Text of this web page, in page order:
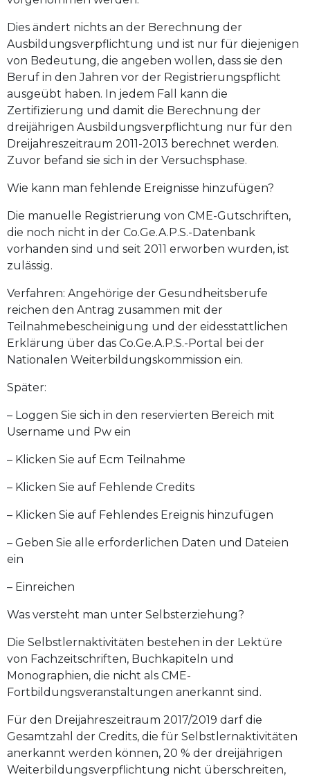
Dies ändert nichts an der Berechnung der
Ausbildungsverpflichtung und ist nur für diejenigen
von Bedeutung, die angeben wollen, dass sie den
Beruf in den Jahren vor der Registrierungspflicht
ausgeübt haben. In jedem Fall kann die
Zertifizierung und damit die Berechnung der
dreijährigen Ausbildungsverpflichtung nur für den
Dreijahreszeitraum 2011-2013 berechnet werden.
Zuvor befand sie sich in der Versuchsphase.
Wie kann man fehlende Ereignisse hinzufügen?
Die manuelle Registrierung von CME-Gutschriften,
die noch nicht in der Co.Ge.A.P.S.-Datenbank
vorhanden sind und seit 2011 erworben wurden, ist
zulässig.
Verfahren: Angehörige der Gesundheitsberufe
reichen den Antrag zusammen mit der
Teilnahmebescheinigung und der eidesstattlichen
Erklärung über das Co.Ge.A.P.S.-Portal bei der
Nationalen Weiterbildungskommission ein.
Später:
– Loggen Sie sich in den reservierten Bereich mit
Username und Pw ein
– Klicken Sie auf Ecm Teilnahme
– Klicken Sie auf Fehlende Credits
– Klicken Sie auf Fehlendes Ereignis hinzufügen
– Geben Sie alle erforderlichen Daten und Dateien
ein
– Einreichen
Was versteht man unter Selbsterziehung?
Die Selbstlernaktivitäten bestehen in der Lektüre
von Fachzeitschriften, Buchkapiteln und
Monographien, die nicht als CME-
Fortbildungsveranstaltungen anerkannt sind.
Für den Dreijahreszeitraum 2017/2019 darf die
Gesamtzahl der Credits, die für Selbstlernaktivitäten
anerkannt werden können, 20 % der dreijährigen
Weiterbildungsverpflichtung nicht überschreiten,